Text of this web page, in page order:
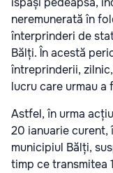
neremunerată în
înterprinderi de
Bălți. În acestă
întreprinderii,
lucru care urmau a
Astfel, în urma
20 ianuarie curent,
municipiul Bălți,
timp ce transmitea